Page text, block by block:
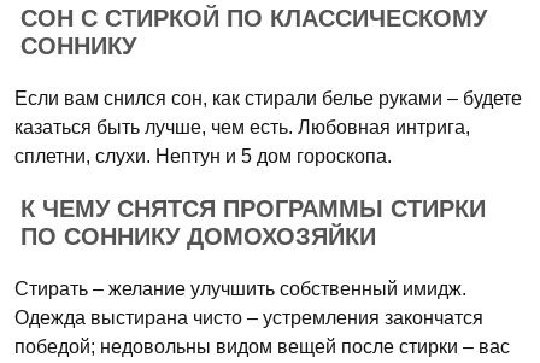
СОН С СТИРКОЙ ПО КЛАССИЧЕСКОМУ
СОННИКУ
Если вам снился сон, как стирали белье руками – будете
казаться быть лучше, чем есть. Любовная интрига,
сплетни, слухи. Нептун и 5 дом гороскопа.
К ЧЕМУ СНЯТСЯ ПРОГРАММЫ СТИРКИ
ПО СОННИКУ ДОМОХОЗЯЙКИ
Стирать – желание улучшить собственный имидж.
Одежда выстирана чисто – устремления закончатся
победой; недовольны видом вещей после стирки – вас